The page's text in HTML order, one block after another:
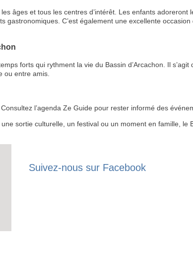
âges et tous les centres d’intérêt. Les enfants
gastronomiques. C’est également une excellente
forts qui rythment la vie du Bassin d’Arcachon. Il
ou entre amis.
l’agenda Ze Guide pour rester informé des
sortie culturelle, un festival ou un moment en famille, le
Suivez-nous sur Facebook